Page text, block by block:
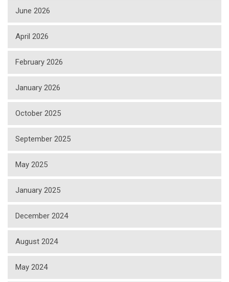
June 2026
April 2026
February 2026
January 2026
October 2025
September 2025
May 2025
January 2025
December 2024
August 2024
May 2024